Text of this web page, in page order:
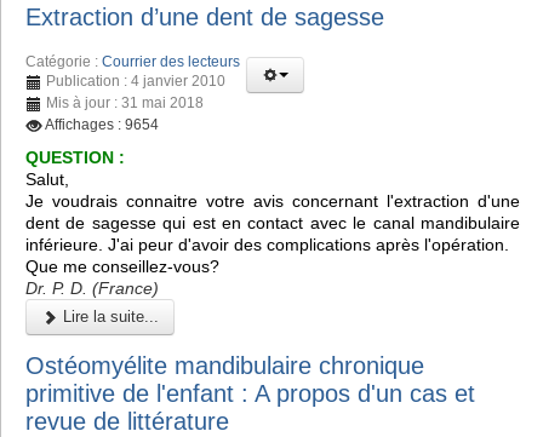
Extraction d’une dent de sagesse
Catégorie : Courrier des lecteurs
Publication : 4 janvier 2010
Mis à jour : 31 mai 2018
Affichages : 9654
QUESTION :
Salut,
Je voudrais connaitre votre avis concernant l'extraction d'une
dent de sagesse qui est en contact avec le canal mandibulaire
inférieure. J'ai peur d'avoir des complications après l'opération.
Que me conseillez-vous?
Dr. P. D. (France)
Lire la suite...
Ostéomyélite mandibulaire chronique
primitive de l'enfant : A propos d'un cas et
revue de littérature